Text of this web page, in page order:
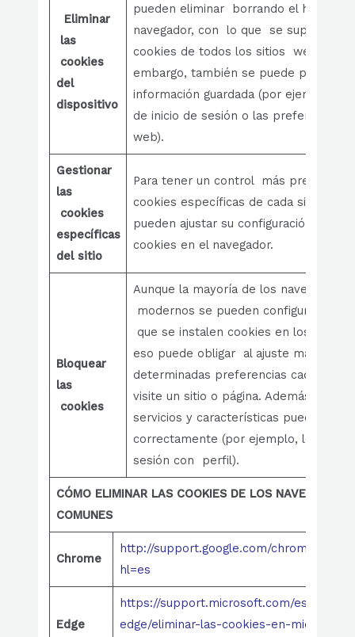
Eliminar
las
cookies
del
dispositivo
pueden eliminar borrando el historial
navegador, con lo que se suprimen
cookies de todos los sitios web
embargo, también se puede perder
información guardada (por ejemplo,
de inicio de sesión o las preferencias
web).
Gestionar
las
cookies
específicas
del sitio
Para tener un control más preciso de
cookies específicas de cada sitio, los
pueden ajustar su configuración de
cookies en el navegador.
Bloquear
las
cookies
Aunque la mayoría de los navegadores
modernos se pueden configurar para
que se instalen cookies en los
eso puede obligar al ajuste manual de
determinadas preferencias cada vez
visite un sitio o página. Además,
servicios y características pueden no
correctamente (por ejemplo, los
sesión con perfil).
CÓMO ELIMINAR LAS COOKIES DE LOS
COMUNES
Chrome
http://support.google.com/chrome/
hl=es
Edge
https://support.microsoft.com/es-es/
edge/eliminar-las-cookies-en-microsoft-